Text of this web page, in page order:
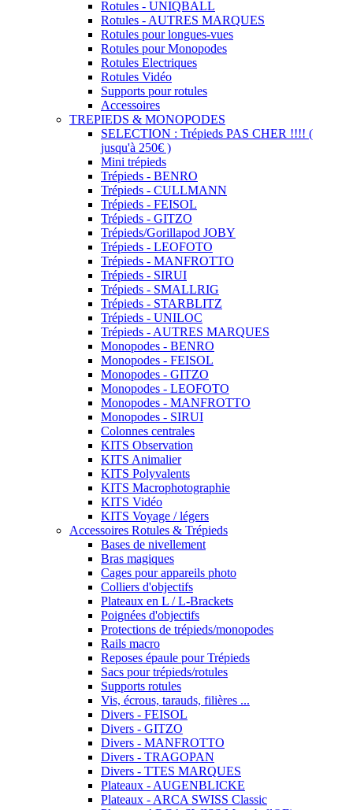
Rotules - UNIQBALL
Rotules - AUTRES MARQUES
Rotules pour longues-vues
Rotules pour Monopodes
Rotules Electriques
Rotules Vidéo
Supports pour rotules
Accessoires
TREPIEDS & MONOPODES
SELECTION : Trépieds PAS CHER !!!! (
jusqu'à 250€ )
Mini trépieds
Trépieds - BENRO
Trépieds - CULLMANN
Trépieds - FEISOL
Trépieds - GITZO
Trépieds/Gorillapod JOBY
Trépieds - LEOFOTO
Trépieds - MANFROTTO
Trépieds - SIRUI
Trépieds - SMALLRIG
Trépieds - STARBLITZ
Trépieds - UNILOC
Trépieds - AUTRES MARQUES
Monopodes - BENRO
Monopodes - FEISOL
Monopodes - GITZO
Monopodes - LEOFOTO
Monopodes - MANFROTTO
Monopodes - SIRUI
Colonnes centrales
KITS Observation
KITS Animalier
KITS Polyvalents
KITS Macrophotographie
KITS Vidéo
KITS Voyage / légers
Accessoires Rotules & Trépieds
Bases de nivellement
Bras magiques
Cages pour appareils photo
Colliers d'objectifs
Plateaux en L / L-Brackets
Poignées d'objectifs
Protections de trépieds/monopodes
Rails macro
Reposes épaule pour Trépieds
Sacs pour trépieds/rotules
Supports rotules
Vis, écrous, tarauds, filières ...
Divers - FEISOL
Divers - GITZO
Divers - MANFROTTO
Divers - TRAGOPAN
Divers - TTES MARQUES
Plateaux - AUGENBLICKE
Plateaux - ARCA SWISS Classic